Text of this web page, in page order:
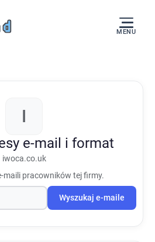
MENU
I
e-mail i format
iwoca.co.uk
maili pracowników tej firmy.
Wyszukaj e-maile